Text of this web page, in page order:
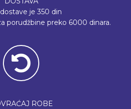
je 350 din
porudžbine preko 6000 dinara.
ROBE